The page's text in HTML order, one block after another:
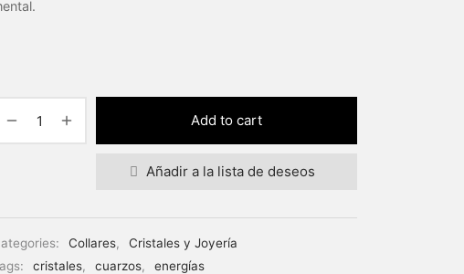
Add to cart
Añadir a la lista de deseos
Collares,
Cristales y Joyería
cristales, cuarzos, energías